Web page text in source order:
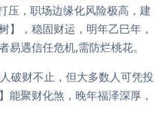
压，职场边缘化风险极高，建
】，稳固财运，明年乙巳年，
易遇信任危机,需防烂桃花。
破财不止，但大多数人可凭投
能聚财化煞，晚年福泽深厚，